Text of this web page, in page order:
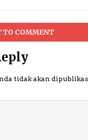
TO COMMENT
tidak akan